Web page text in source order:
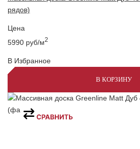
рядов)
Цена
5990 руб/м2
В Избранное
В КОРЗИНУ